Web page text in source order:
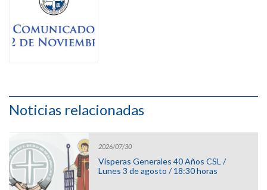
Noticias relacionadas
2026/07/30
Vísperas Generales 40 Años CSL /
Lunes 3 de agosto / 18:30 horas